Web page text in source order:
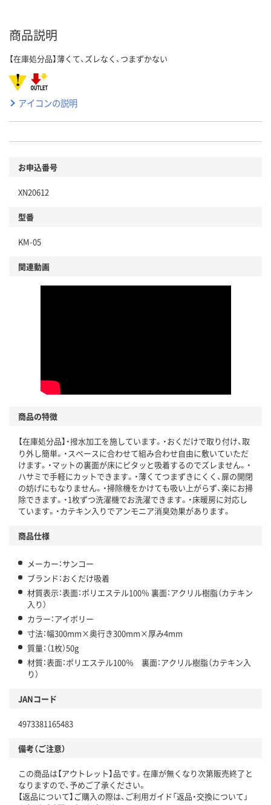
商品説明
【在庫処分品】薄くて、ズレなく、つまずかない
アイコンの説明
お申込番号
XN20612
型番
KM-05
関連動画
商品の特徴
【在庫処分品】・撥水加工を施しています。・おくだけで取り付け、取
り外し簡単。・スペースに合わせて組み合わせ自由に敷いていただ
けます。・マットの裏面が床にピタッと吸着するのでズレません。・
ハサミで手軽にカットできます。・薄くてつまずきにくく、扉の開閉
の妨げにもなりません。・掃除機をかけても吸い上がらず、楽にお掃
除できます。・1枚ずつ洗濯機でお洗濯できます。・床暖房に対応し
ています。・カテキン入りでアンモニア消臭効果があります。
商品仕様
メーカー：サンコー
ブランド：おくだけ吸着
材質表示：表面：ポリエステル100％ 裏面：アクリル樹脂（カテキン
入り）
カラー：アイボリー
寸法：幅300mm×奥行き300mm×厚み4mm
質量：（1枚）50g
材質：表面：ポリエステル100％ 裏面：アクリル樹脂（カテキン入
り）
JANコード
4973381165483
備考（ご注意）
この商品は【アウトレット】品です。在庫が無くなり次第販売終了と
なりますので、予めご了承ください。
【返品について】ご購入の際は、ご利用ガイド「返品・交換について」